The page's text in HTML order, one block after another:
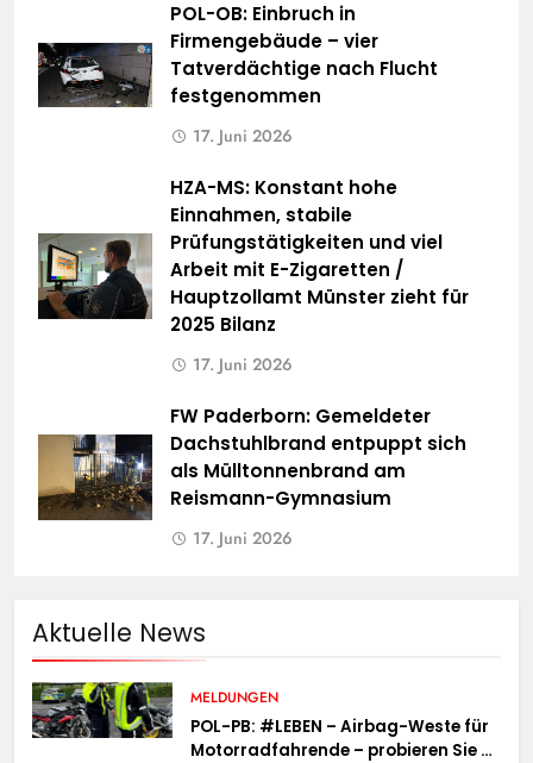
POL-OB: Einbruch in
Firmengebäude – vier
Tatverdächtige nach Flucht
festgenommen
17. Juni 2026
HZA-MS: Konstant hohe
Einnahmen, stabile
Prüfungstätigkeiten und viel
Arbeit mit E-Zigaretten /
Hauptzollamt Münster zieht für
2025 Bilanz
17. Juni 2026
FW Paderborn: Gemeldeter
Dachstuhlbrand entpuppt sich
als Mülltonnenbrand am
Reismann-Gymnasium
17. Juni 2026
Aktuelle News
MELDUNGEN
POL-PB: #LEBEN – Airbag-Weste für
Motorradfahrende – probieren Sie es